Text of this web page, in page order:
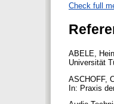
Check full
ABELE,
Universität
ASCHOFF,
In: Praxis